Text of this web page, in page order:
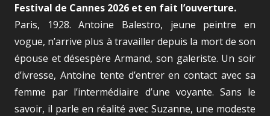
Festival de Cannes 2026 et en fait l’ouverture.
Paris, 1928. Antoine Balestro, jeune peintre en
vogue, n’arrive plus à travailler depuis la mort de son
épouse et désespère Armand, son galeriste. Un soir
d’ivresse, Antoine tente d’entrer en contact avec sa
femme par l’intermédiaire d’une voyante. Sans le
savoir, il parle en réalité avec Suzanne, une modeste